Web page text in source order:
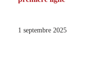
1 septembre 2025